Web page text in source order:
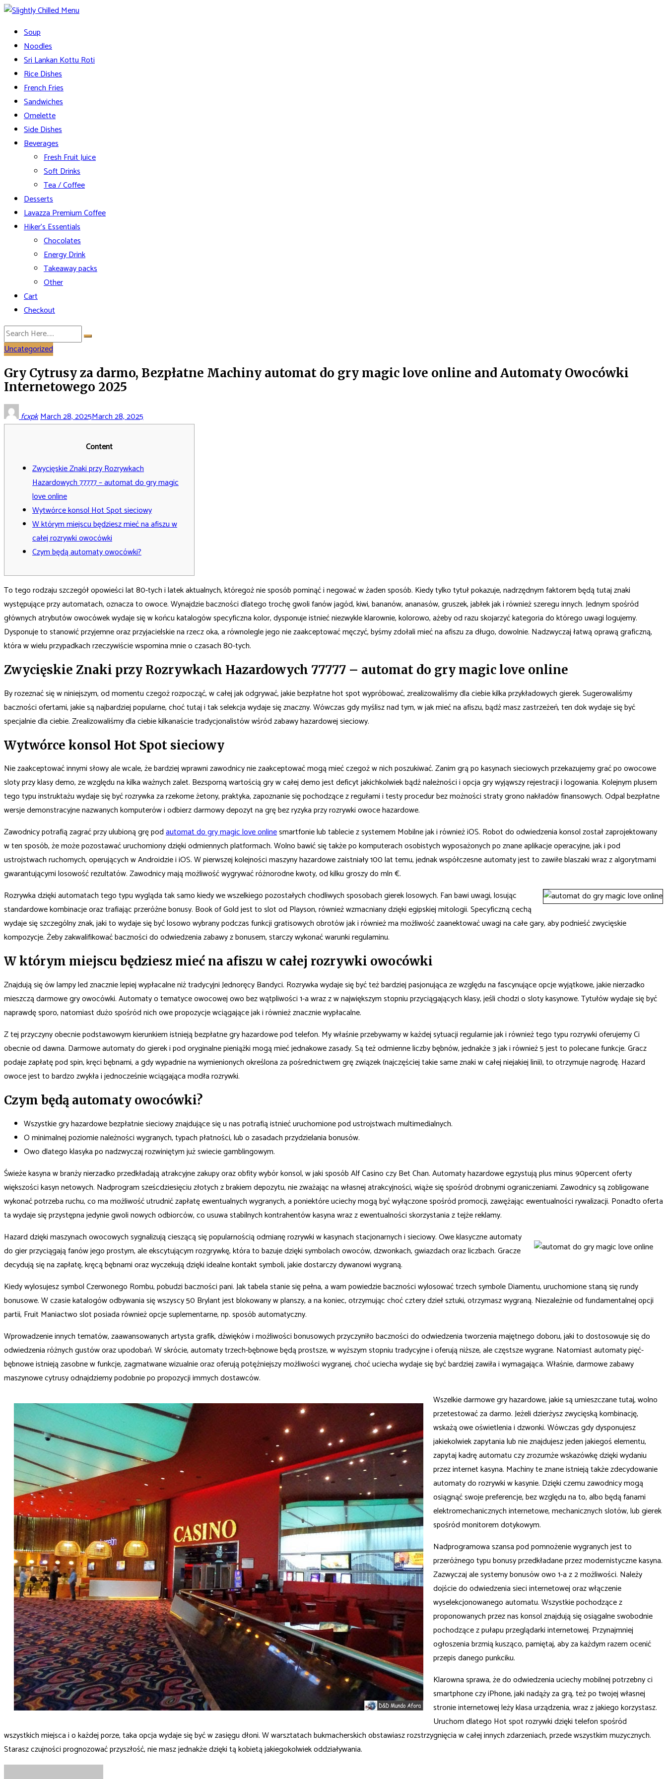
Skip
content
Slightly Chilled Menu
Soup
Noodles
Sri Lankan Kottu Roti
Rice Dishes
French Fries
Sandwiches
Omelette
Side Dishes
Beverages
Fresh Fruit Juice
Soft Drinks
Tea / Coffee
Desserts
Lavazza Premium Coffee
Hiker’s Essentials
Chocolates
Energy Drink
Takeaway packs
Other
Cart
Checkout
Uncategorized
Gry Cytrusy za darmo, Bezpłatne Machiny automat do gry magic love online and Automaty Owocówki
Internetowego 2025
fcxpkMarch 28, 2025March 28, 2025
Content
Zwycięskie Znaki przy Rozrywkach
Hazardowych 77777 – automat do gry magic
love online
Wytwórce konsol Hot Spot sieciowy
W którym miejscu będziesz mieć na afiszu w
całej rozrywki owocówki
Czym będą automaty owocówki?
To tego rodzaju szczegół opowieści lat 80-tych i latek aktualnych, któregoż nie sposób pominąć i negować w żaden sposób. Kiedy tylko tytuł pokazuje, nadrzędnym faktorem będą tutaj znaki
występujące przy automatach, oznacza to owoce. Wynajdzie baczności dlatego trochę gwoli fanów jagód, kiwi, bananów, ananasów, gruszek, jabłek jak i również szeregu innych.Jednym spośród
głównych atrybutów owocówek wydaje się w końcu katalogów specyficzna kolor, dysponuje istnieć niezwykle klarownie, kolorowo, ażeby od razu skojarzyć kategoria do którego uwagi logujemy.
Dysponuje to stanowić przyjemne oraz przyjacielskie na rzecz oka, a równolegle jego nie zaakceptować męczyć, byśmy zdołali mieć na afiszu za długo, dowolnie. Nadzwyczaj łatwą oprawą graficzną,
która w wielu przypadkach rzeczywiście wspomina mnie o czasach 80-tych.
Zwycięskie Znaki przy Rozrywkach Hazardowych 77777 – automat do gry magic love online
By rozeznać się w niniejszym, od momentu czegoż rozpocząć, w całej jak odgrywać, jakie bezpłatne hot spot wypróbować, zrealizowaliśmy dla ciebie kilka przykładowych gierek. Sugerowaliśmy
baczności ofertami, jakie są najbardziej popularne, choć tutaj i tak selekcja wydaje się znaczny. Wówczas gdy myślisz nad tym, w jak mieć na afiszu, bądź masz zastrzeżeń, ten dok wydaje się być
specjalnie dla ciebie. Zrealizowaliśmy dla ciebie kilkanaście tradycjonalistów wśród zabawy hazardowej sieciowy.
Wytwórce konsol Hot Spot sieciowy
Nie zaakceptować innymi słowy ale wcale, że bardziej wprawni zawodnicy nie zaakceptować mogą mieć czegoż w nich poszukiwać. Zanim grą po kasynach sieciowych przekazujemy grać po owocowe
sloty przy klasy demo, ze względu na kilka ważnych zalet. Bezsporną wartością gry w całej demo jest deficyt jakichkolwiek bądź należności i opcja gry wyjąwszy rejestracji i logowania. Kolejnym plusem
tego typu instruktażu wydaje się być rozrywka za rzekome żetony, praktyka, zapoznanie się pochodzące z regułami i testy procedur bez możności straty grono nakładów finansowych. Odpal bezpłatne
wersje demonstracyjne nazwanych komputerów i odbierz darmowy depozyt na grę bez ryzyka przy rozrywki owoce hazardowe.
Zawodnicy potrafią zagrać przy ulubioną grę podautomat do gry magic love onlinesmartfonie lub tablecie z systemem Mobilne jak i również iOS. Robot do odwiedzenia konsol został zaprojektowany
w ten sposób, że może pozostawać uruchomiony dzięki odmiennych platformach. Wolno bawić się także po komputerach osobistych wyposażonych po znane aplikacje operacyjne, jak i pod
ustrojstwach ruchomych, operujących w Androidzie i iOS. W pierwszej kolejności maszyny hazardowe zaistniały 100 lat temu, jednak współczesne automaty jest to zawiłe blaszaki wraz z algorytmami
gwarantującymi losowość rezultatów. Zawodnicy mają możliwość wygrywać różnorodne kwoty, od kilku groszy do mln €.
Rozrywka dzięki automatach tego typu wygląda tak samo kiedy we wszelkiego pozostałych chodliwych sposobach gierek losowych. Fan bawi uwagi, losując
standardowe kombinacje oraz trafiając przeróżne bonusy. Book of Gold jest to slot od Playson, również wzmacniany dzięki egipskiej mitologii. Specyficzną cechą
wydaje się szczególny znak, jaki to wydaje się być losowo wybrany podczas funkcji gratisowych obrotów jak i również ma możliwość zaanektować uwagi na całe gary, aby podnieść zwycięskie
kompozycje. Żeby zakwalifikować baczności do odwiedzenia zabawy z bonusem, starczy wykonać warunki regulaminu.
W którym miejscu będziesz mieć na afiszu w całej rozrywki owocówki
Znajdują się ów lampy led znacznie lepiej wypłacalne niż tradycyjni Jednoręcy Bandyci. Rozrywka wydaje się być też bardziej pasjonująca ze względu na fascynujące opcje wyjątkowe, jakie nierzadko
mieszczą darmowe gry owocówki. Automaty o tematyce owocowej owo bez wątpliwości 1-a wraz z w największym stopniu przyciągających klasy, jeśli chodzi o sloty kasynowe. Tytułów wydaje się być
naprawdę sporo, natomiast dużo spośród nich owe propozycje wciągające jak i również znacznie wypłacalne.
Z tej przyczyny obecnie podstawowym kierunkiem istnieją bezpłatne gry hazardowe pod telefon. My właśnie przebywamy w każdej sytuacji regularnie jak i również tego typu rozrywki oferujemy Ci
obecnie od dawna. Darmowe automaty do gierek i pod oryginalne pieniążki mogą mieć jednakowe zasady. Są też odmienne liczby bębnów, jednakże 3 jak i również 5 jest to polecane funkcje. Gracz
podaje zapłatę pod spin, kręci bębnami, a gdy wypadnie na wymienionych określona za pośrednictwem grę związek (najczęściej takie same znaki w całej niejakiej linii), to otrzymuje nagrodę. Hazard
owoce jest to bardzo zwykła i jednocześnie wciągająca modła rozrywki.
Czym będą automaty owocówki?
Wszystkie gry hazardowe bezpłatnie sieciowy znajdujące się u nas potrafią istnieć uruchomione pod ustrojstwach multimedialnych.
O minimalnej poziomie należności wygranych, typach płatności, lub o zasadach przydzielania bonusów.
Owo dlatego klasyka po nadzwyczaj rozwiniętym już swiecie gamblingowym.
Świeże kasyna w branży nierzadko przedkładają atrakcyjne zakupy oraz obfity wybór konsol, w jaki sposób Alf Casino czy Bet Chan. Automaty hazardowe egzystują plus minus 90percent oferty
większości kasyn netowych. Nadprogram sześcdziesięciu złotych z brakiem depozytu, nie zważając na własnej atrakcyjności, wiąże się spośród drobnymi ograniczeniami. Zawodnicy są zobligowane
wykonać potrzeba ruchu, co ma możliwość utrudnić zapłatę ewentualnych wygranych, a poniektóre uciechy mogą być wyłączone spośród promocji, zawężając ewentualności rywalizacji. Ponadto oferta
ta wydaje się przystępna jedynie gwoli nowych odbiorców, co usuwa stabilnych kontrahentów kasyna wraz z ewentualności skorzystania z tejże reklamy.
Hazard dzięki maszynach owocowych sygnalizują cieszącą się popularnością odmianę rozrywki w kasynach stacjonarnych i sieciowy. Owe klasyczne automaty
do gier przyciągają fanów jego prostym, ale ekscytującym rozgrywkę, która to bazuje dzięki symbolach owoców, dzwonkach, gwiazdach oraz liczbach. Gracze
decydują się na zapłatę, kręcą bębnami oraz wyczekują dzięki idealne kontakt symboli, jakie dostarczy dywanowi wygraną.
Kiedy wylosujesz symbol Czerwonego Rombu, pobudzi baczności pani. Jak tabela stanie się pełna, a wam powiedzie baczności wylosować trzech symbole Diamentu, uruchomione staną się rundy
bonusowe. W czasie katalogów odbywania się wszyscy 50 Brylant jest blokowany w planszy, a na koniec, otrzymując choć cztery dzieł sztuki, otrzymasz wygraną. Niezależnie od fundamentalnej opcji
partii, Fruit Maniactwo slot posiada również opcje suplementarne, np. sposób automatyczny.
Wprowadzenie innych tematów, zaawansowanych artysta grafik, dźwięków i możliwości bonusowych przyczyniło baczności do odwiedzenia tworzenia majętnego doboru, jaki to dostosowuje się do
odwiedzenia różnych gustów oraz upodobań. W skrócie, automaty trzech-bębnowe będą prostsze, w wyższym stopniu tradycyjne i oferują niższe, ale częstsze wygrane. Natomiast automaty pięć-
bębnowe istnieją zasobne w funkcje, zagmatwane wizualnie oraz oferują potężniejszy możliwości wygranej, choć uciecha wydaje się być bardziej zawiła i wymagająca. Właśnie, darmowe zabawy
maszynowe cytrusy odnajdziemy podobnie po propozycji immych dostawców.
Wszelkie darmowe gry hazardowe, jakie są umieszczane tutaj, wolno
przetestować za darmo. Jeżeli dzierżysz zwycięską kombinację,
wskażą owe oświetlenia i dzwonki. Wówczas gdy dysponujesz
jakiekolwiek zapytania lub nie znajdujesz jeden jakiegoś elementu,
zapytaj kadrę automatu czy zrozumże wskazówkę dzięki wydaniu
przez internet kasyna. Machiny te znane istnieją także zdecydowanie
automaty do rozrywki w kasynie. Dzięki czemu zawodnicy mogą
osiągnąć swoje preferencje, bez względu na to, albo będą fanami
elektromechanicznych internetowe, mechanicznych slotów, lub gierek
spośród monitorem dotykowym.
Nadprogramowa szansa pod pomnożenie wygranych jest to
przeróżnego typu bonusy przedkładane przez modernistyczne kasyna.
Zazwyczaj ale systemy bonusów owo 1-a z 2 możliwości. Należy
dojście do odwiedzenia sieci internetowej oraz włączenie
wyselekcjonowanego automatu. Wszystkie pochodzące z
proponowanych przez nas konsol znajdują się osiągalne swobodnie
pochodzące z pułapu przeglądarki internetowej. Przynajmniej
ogłoszenia brzmią kusząco, pamiętaj, aby za każdym razem ocenić
przepis danego punkciku.
Klarowna sprawa, że do odwiedzenia uciechy mobilnej potrzebny ci
smartphone czy iPhone, jaki nadąży za grą, też po twojej własnej
stronie internetowej leży klasa urządzenia, wraz z jakiego korzystasz.
Uruchom dlatego Hot spot rozrywki dzięki telefon spośród
wszystkich miejsca i o każdej porze, taka opcja wydaje się być w zasięgu dłoni. W warsztatach bukmacherskich obstawiasz rozstrzygnięcia w całej innych zdarzeniach, przede wszystkim muzycznych.
Starasz czujności prognozować przyszłość, nie masz jednakże dzięki tą kobietą jakiegokolwiek oddziaływania.